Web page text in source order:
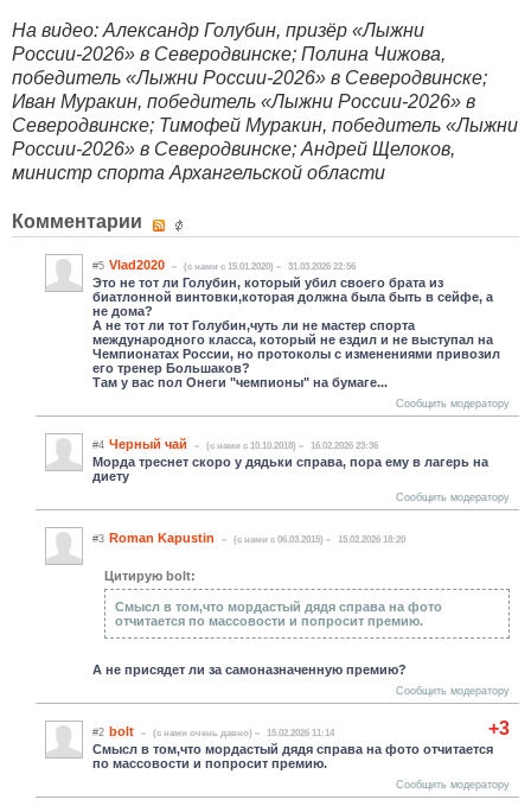
На видео: Александр Голубин, призёр «Лыжни
России-2026» в Северодвинске; Полина Чижова,
победитель «Лыжни России-2026» в Северодвинске;
Иван Муракин, победитель «Лыжни России-2026» в
Северодвинске; Тимофей Муракин, победитель «Лыжни
России-2026» в Северодвинске; Андрей Щелоков,
министр спорта Архангельской области
Комментарии
#5 Vlad2020 (c нами с 15.01.2020) 31.03.2026 22:56
Это не тот ли Голубин, который убил своего брата из
биатлонной винтовки,которая должна была быть в сейфе, а
не дома?
А не тот ли тот Голубин,чуть ли не мастер спорта
международного класса, который не ездил и не выступал на
Чемпионатах России, но протоколы с изменениями привозил
его тренер Большаков?
Там у вас пол Онеги "чемпионы" на бумаге...
Сообщить модератору
#4 Черный чай (c нами с 10.10.2018) 16.02.2026 23:36
Морда треснет скоро у дядьки справа, пора ему в лагерь на
диету
Сообщить модератору
#3 Roman Kapustin (c нами с 06.03.2015) 15.02.2026 18:20
Цитирую bolt:
Смысл в том,что мордастый дядя справа на фото
отчитается по массовости и попросит премию.
А не присядет ли за самоназначенную премию?
Сообщить модератору
+3
#2 bolt (c нами очень давно) 15.02.2026 11:14
Смысл в том,что мордастый дядя справа на фото отчитается
по массовости и попросит премию.
Сообщить модератору